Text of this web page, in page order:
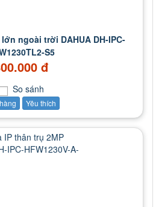
ngoài trời DAHUA DH-IPC-
S5
đ
So sánh
Yêu thích